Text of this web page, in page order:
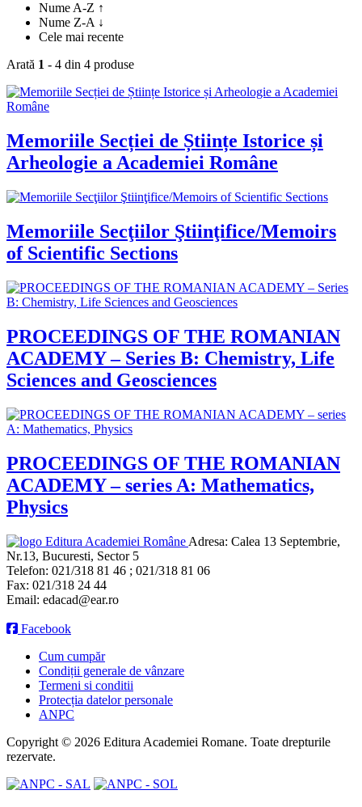
Nume A-Z ↑
Nume Z-A ↓
Cele mai recente
Arată 1 - 4 din 4 produse
Memoriile Secției de Științe Istorice și
Arheologie a Academiei Române
Memoriile Secţiilor Ştiinţifice/Memoirs
of Scientific Sections
PROCEEDINGS OF THE ROMANIAN
ACADEMY – Series B: Chemistry, Life
Sciences and Geosciences
PROCEEDINGS OF THE ROMANIAN
ACADEMY – series A: Mathematics,
Physics
Editura Academiei Române Adresa: Calea 13 Septembrie,
Nr.13, Bucuresti, Sector 5
Telefon: 021/318 81 46 ; 021/318 81 06
Fax: 021/318 24 44
Email: edacad@ear.ro
Facebook
Cum cumpăr
Condiții generale de vânzare
Termeni si conditii
Protecția datelor personale
ANPC
Copyright © 2026 Editura Academiei Romane. Toate drepturile
rezervate.